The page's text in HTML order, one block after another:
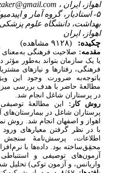
marziyehasadizaker@gmail.com
گروه آمار و اپیدمیولوژی، دانشکده
دانشگاه علوم پزشکی جندی شاپور
فرهنگی به‌معنای آن است که یک فرد
بتواند به‌طور مؤثر در بستری از باورهای
و نیازهای مشتریان و جامعه کار کند.
ضرورت وجود این ویژگی در پرستاران،
با هدف بررسی میزان صلاحیت فرهنگی
شاغل انجام شد.
این مطالعۀ توصیفی روی ۲۳۰ نفر از
شاغل در بیمارستان‌های آموزشی و خصوصی
انجام شد. روش نمونه‌گیری، تصادفی و
گرفتن معیارهای ورود بود. ابزار جمع‌آوری
پرسش‌نامۀ سنجش صلاحیت فرهنگی
بود. داده‌ها با نرم‌افزارSPSS
نسخۀ ۲۲ و
توصیفی و استنباطی (تی‌مستقل، آنالیز
و آزمون توکی) تحلیل شدند.